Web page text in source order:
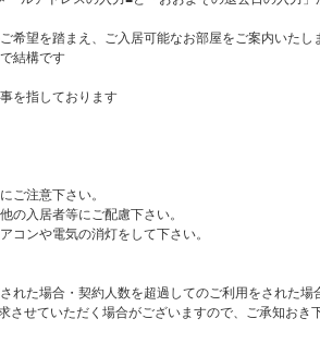
希望を踏まえ、ご入居可能なお部屋をご案内いたし
結構です
を指しております
ご注意下さい。
入居者等にご配慮下さい。
ンや電気の消灯をして下さい。
た場合・契約人数を超過してのご利用をされた場
せていただく場合がございますので、ご承知おき下